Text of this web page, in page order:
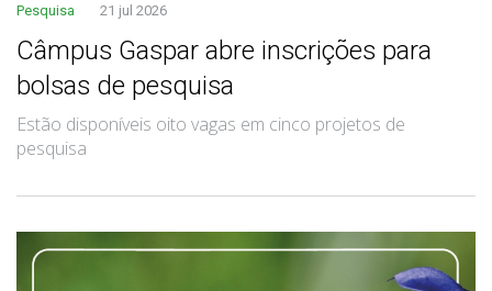
Pesquisa 21 jul 2026
Câmpus Gaspar abre inscrições para
bolsas de pesquisa
Estão disponíveis oito vagas em cinco projetos de
pesquisa